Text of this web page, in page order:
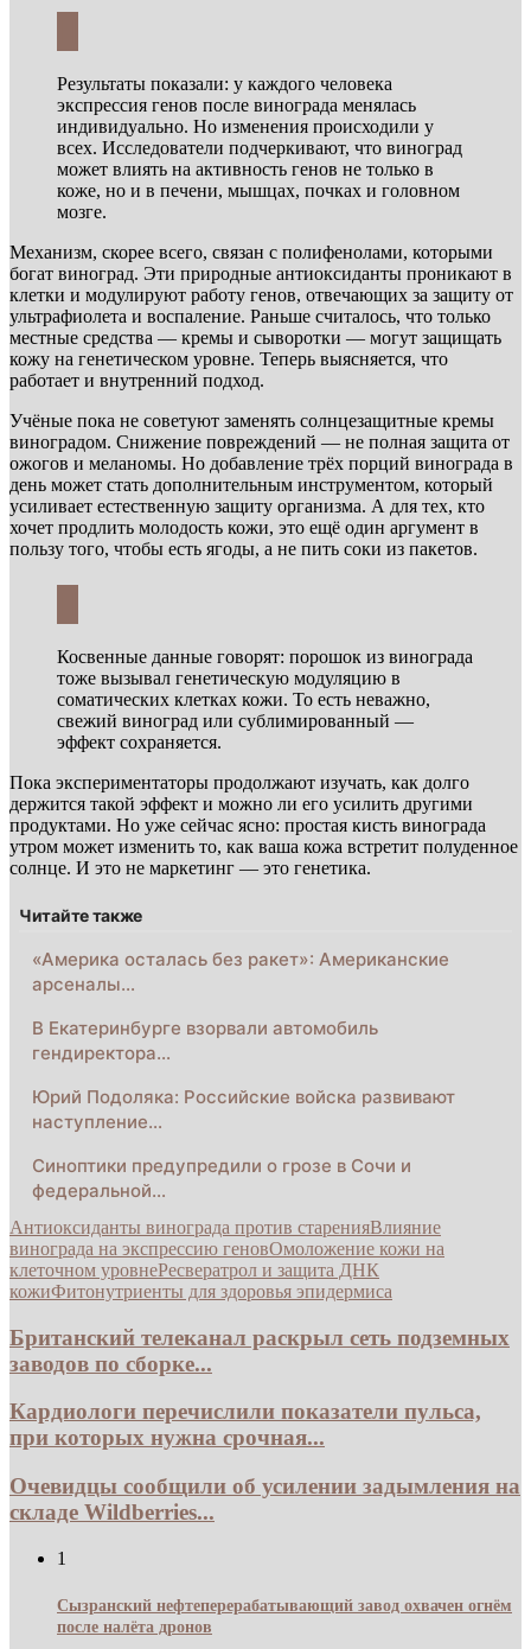
Результаты показали: у каждого человека
экспрессия генов после винограда менялась
индивидуально. Но изменения происходили у
всех. Исследователи подчеркивают, что виноград
может влиять на активность генов не только в
коже, но и в печени, мышцах, почках и головном
мозге.
Механизм, скорее всего, связан с полифенолами, которыми
богат виноград. Эти природные антиоксиданты проникают в
клетки и модулируют работу генов, отвечающих за защиту от
ультрафиолета и воспаление. Раньше считалось, что только
местные средства — кремы и сыворотки — могут защищать
кожу на генетическом уровне. Теперь выясняется, что
работает и внутренний подход.
Учёные пока не советуют заменять солнцезащитные кремы
виноградом. Снижение повреждений — не полная защита от
ожогов и меланомы. Но добавление трёх порций винограда в
день может стать дополнительным инструментом, который
усиливает естественную защиту организма. А для тех, кто
хочет продлить молодость кожи, это ещё один аргумент в
пользу того, чтобы есть ягоды, а не пить соки из пакетов.
Косвенные данные говорят: порошок из винограда
тоже вызывал генетическую модуляцию в
соматических клетках кожи. То есть неважно,
свежий виноград или сублимированный —
эффект сохраняется.
Пока экспериментаторы продолжают изучать, как долго
держится такой эффект и можно ли его усилить другими
продуктами. Но уже сейчас ясно: простая кисть винограда
утром может изменить то, как ваша кожа встретит полуденное
солнце. И это не маркетинг — это генетика.
Читайте также
«Америка осталась без ракет»: Американские
арсеналы…
В Екатеринбурге взорвали автомобиль
гендиректора…
Юрий Подоляка: Российские войска развивают
наступление…
Синоптики предупредили о грозе в Сочи и
федеральной…
Антиоксиданты винограда против старенияВлияние
винограда на экспрессию геновОмоложение кожи на
клеточном уровнеРесвератрол и защита ДНК
кожиФитонутриенты для здоровья эпидермиса
Британский телеканал раскрыл сеть подземных
заводов по сборке...
Кардиологи перечислили показатели пульса,
при которых нужна срочная...
Очевидцы сообщили об усилении задымления на
складе Wildberries...
1
Сызранский нефтеперерабатывающий завод охвачен огнём
после налёта дронов